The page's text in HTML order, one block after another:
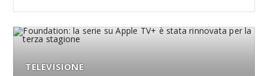
TELEVISIONE